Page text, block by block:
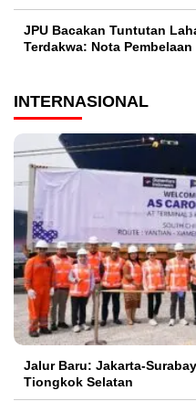
JPU Bacakan Tuntutan
Terdakwa: Nota
INTERNASIONAL
Jalur Baru: Jakarta-
Tiongkok Selatan